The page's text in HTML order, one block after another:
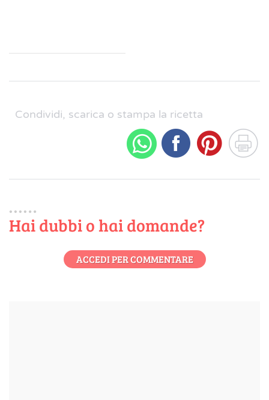
Condividi, scarica o stampa la ricetta
Hai dubbi o hai domande?
ACCEDI PER COMMENTARE